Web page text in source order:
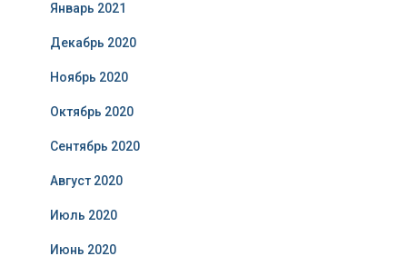
Январь 2021
Декабрь 2020
Ноябрь 2020
Октябрь 2020
Сентябрь 2020
Август 2020
Июль 2020
Июнь 2020